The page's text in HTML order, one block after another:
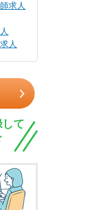
求人
人
て